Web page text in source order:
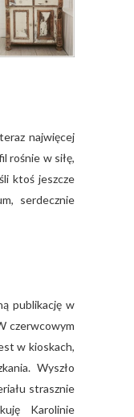
najwięcej
rośnie w siłę,
ktoś jeszcze
serdecznie
publikację w
czerwcowym
w kioskach,
Wyszło
strasznie
Karolinie